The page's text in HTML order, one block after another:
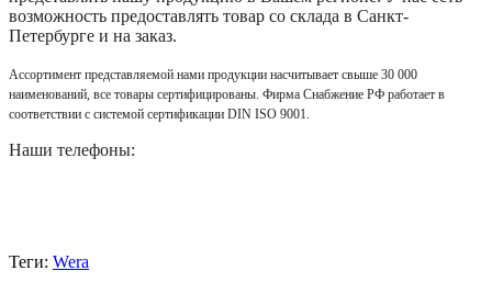
возможность предоставлять товар со склада в Санкт-
Петербурге и на заказ.
Ассортимент представляемой нами продукции насчитывает свыше 30 000
наименований, все товары сертифицированы. Фирма Снабжение РФ работает в
соответствии с системой сертификации DIN ISO 9001.
Наши телефоны:
Теги: Wera